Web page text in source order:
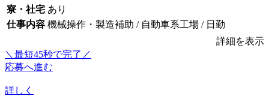
寮・社宅 あり
仕事内容 機械操作・製造補助 / 自動車系工場 / 日勤
詳細を表示
＼最短45秒で完了／
応募へ進む
詳しく